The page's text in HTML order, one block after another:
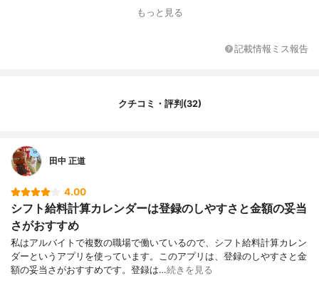
もっと見る
記載情報ミス報告
クチコミ・評判(32)
田中 正道
4.00
シフト給料計算カレンダーは登録のしやすさと金額の妥当
さがおすすめ
私はアルバイトで複数の職場で働いているので、シフト給料計算カレン
ダーというアプリを使っています。このアプリは、登録のしやすさと金
額の妥当さがおすすめです。登録は…続きを見る